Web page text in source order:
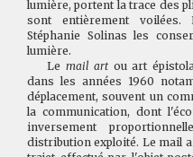
lumière, portent la trace des
sont entièrement voilées.
Stéphanie Solinas les
lumière.
Le mail art ou art
dans les années 1960
déplacement, souvent un
la communication, dont
inversement
distribution exploité. Le mail